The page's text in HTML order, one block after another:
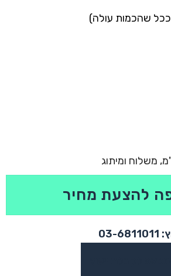
ככל שהכמות עולה)
להצעת מחיר